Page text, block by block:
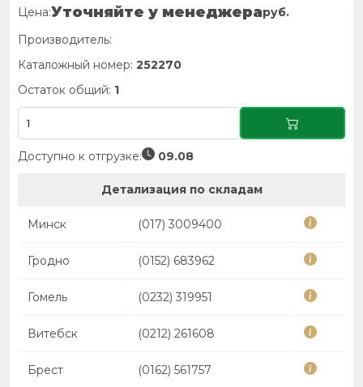
Цена:Уточняйте у менеджераруб.
Производитель:
Каталожный номер: 252270
Остаток общий: 1
Доступно к отгрузке: 09.08
Детализация по складам
Минск (017) 3009400
Гродно (0152) 683962
Гомель (0232) 319951
Витебск (0212) 261608
Брест (0162) 561757